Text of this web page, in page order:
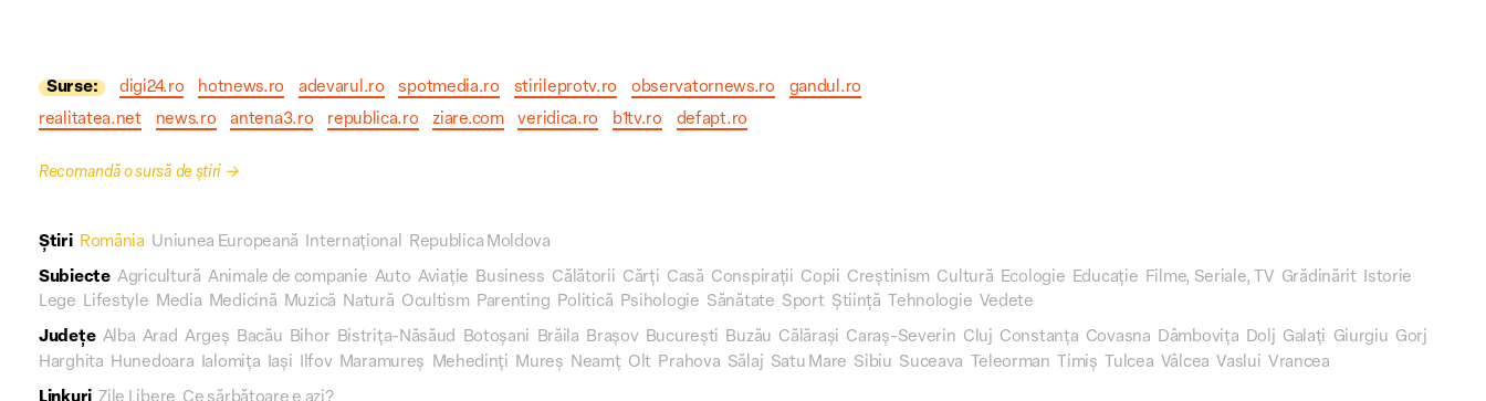
Surse: digi24.ro hotnews.ro adevarul.ro spotmedia.ro stirileprotv.ro observatornews.ro
gandul.ro
realitatea.net
news.ro antena3.ro republica.ro ziare.com veridica.ro b1tv.ro defapt.ro
Recomandă o sursă de știri →
Știri România Uniunea Europeană Internațional Republica Moldova
Subiecte Agricultură Animale de companie Auto Aviație Business Călătorii Cărți Casă Conspirații Copii Creștinism Cultură Ecologie Educație Filme, Seriale, TV Grădinărit
Istorie
Lege Lifestyle Media Medicină Muzică Natură Ocultism Parenting Politică Psihologie Sănătate Sport Știință Tehnologie Vedete
Județe Alba Arad Argeș Bacău Bihor Bistrița-Năsăud Botoșani Brăila Brașov București Buzău Călărași Caraș-Severin Cluj Constanța Covasna Dâmbovița Dolj Galați Giurgiu Gorj
Harghita Hunedoara Ialomița Iași Ilfov Maramureș Mehedinți Mureș Neamț Olt Prahova Sălaj Satu Mare Sibiu Suceava Teleorman Timiș Tulcea Vâlcea Vaslui Vrancea